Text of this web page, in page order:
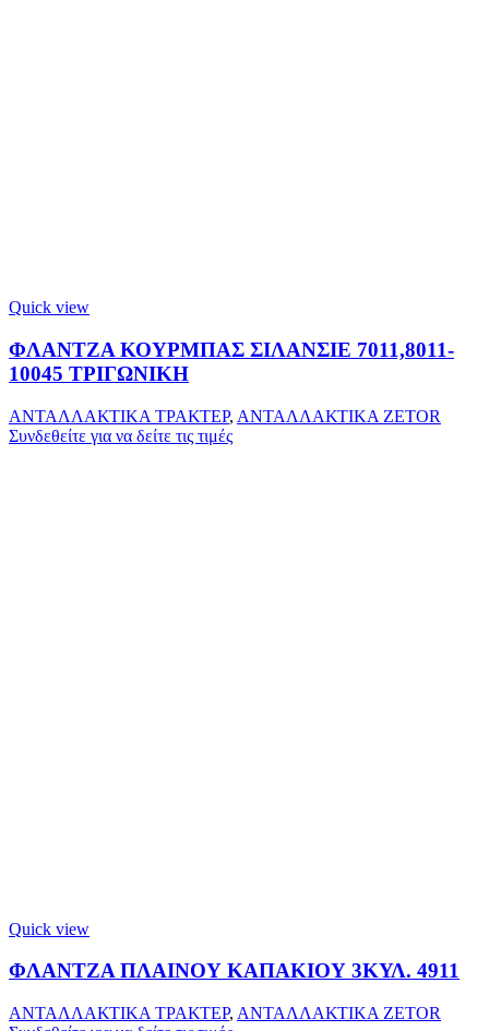
Quick view
ΦΛΑΝΤΖΑ ΚΟΥΡΜΠΑΣ ΣΙΛΑΝΣΙΕ 7011,8011-
10045 ΤΡΙΓΩΝΙΚΗ
ΑΝΤΑΛΛΑΚΤΙΚΑ ΤΡΑΚΤΕΡ, ΑΝΤΑΛΛΑΚΤΙΚΑ ZETOR
Συνδεθείτε για να δείτε τις τιμές
Quick view
ΦΛΑΝΤΖΑ ΠΛΑΙΝΟΥ ΚΑΠΑΚΙΟΥ 3ΚΥΛ. 4911
ΑΝΤΑΛΛΑΚΤΙΚΑ ΤΡΑΚΤΕΡ, ΑΝΤΑΛΛΑΚΤΙΚΑ ZETOR